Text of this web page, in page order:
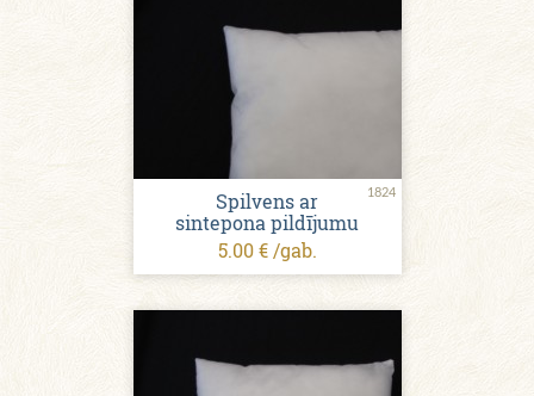
1824
Spilvens ar
sintepona pildījumu
5.00 € /gab.